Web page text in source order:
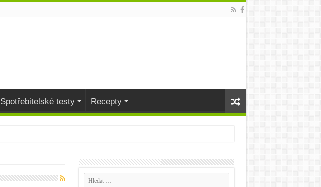
Spotřebitelské testy Recepty